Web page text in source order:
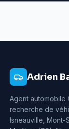
Adrien
Agent automobile
recherche de
Isneauville, Mont-